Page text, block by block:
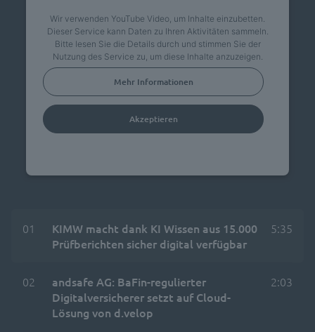
01
KIMW macht dank KI Wissen aus 15.000
Prüfberichten sicher digital verfügbar
5:35
02
andsafe AG: BaFin-regulierter
Digitalversicherer setzt auf Cloud-
Lösung von d.velop
2:03
Wir verwenden YouTube Video, um Inhalte einzubetten.
Dieser Service kann Daten zu Ihren Aktivitäten sammeln.
Bitte lesen Sie die Details durch und stimmen Sie der
Nutzung des Service zu, um diese Inhalte anzuzeigen.
Mehr Informationen
Akzeptieren